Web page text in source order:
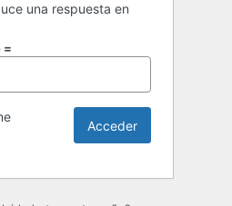
una respuesta en
=